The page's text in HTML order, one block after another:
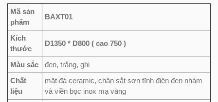
Mã sản
phẩm
BAXT01
Kích
thước
D1350 * D800 ( cao 750 )
Màu sắc
đen, trắng, ghi
Chất
liệu
mặt đá ceramic, chân sắt sơn tĩnh điện đen nhám
và viền bọc inox mạ vàng